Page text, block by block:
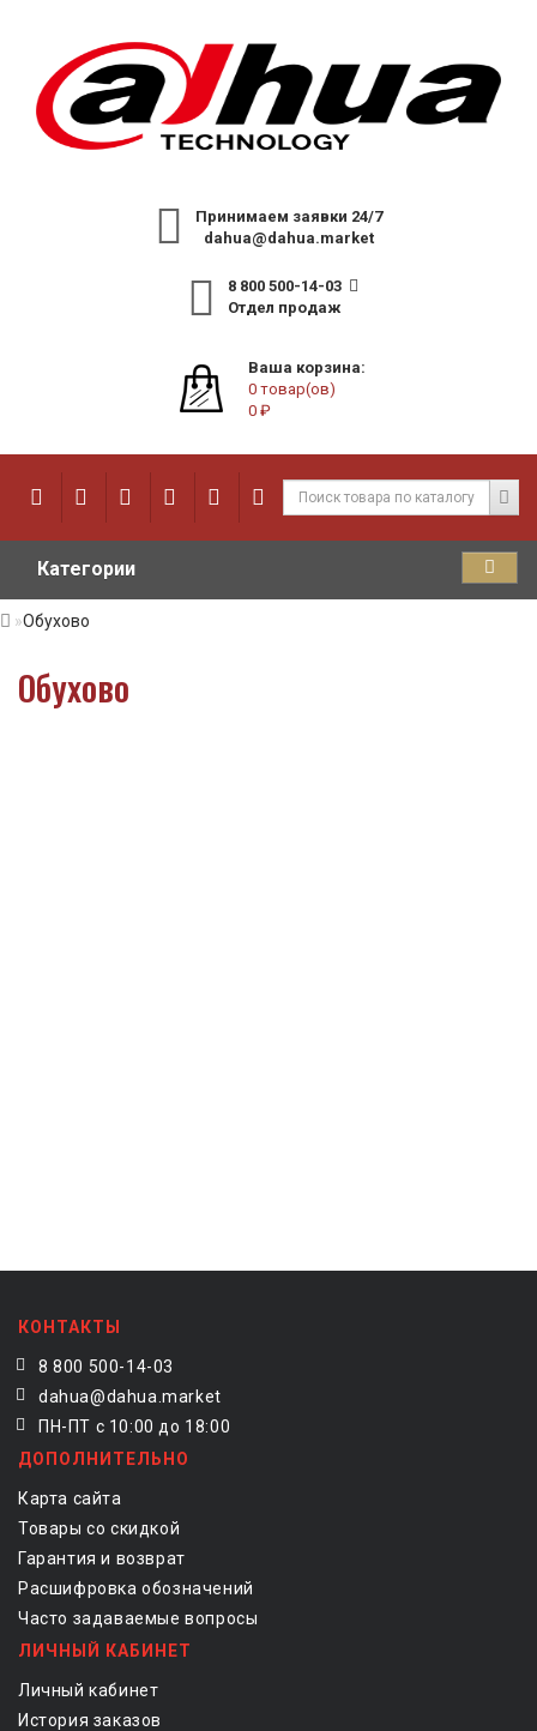
Принимаем заявки 24/7
dahua@dahua.market
8 800 500-14-03
Отдел продаж
Ваша корзина:
0 товар(ов)
0 ₽
Категории
Обухово
Обухово
КОНТАКТЫ
8 800 500-14-03
dahua@dahua.market
ПН-ПТ с 10:00 до 18:00
ДОПОЛНИТЕЛЬНО
Карта сайта
Товары со скидкой
Гарантия и возврат
Расшифровка обозначений
Часто задаваемые вопросы
ЛИЧНЫЙ КАБИНЕТ
Личный кабинет
История заказов